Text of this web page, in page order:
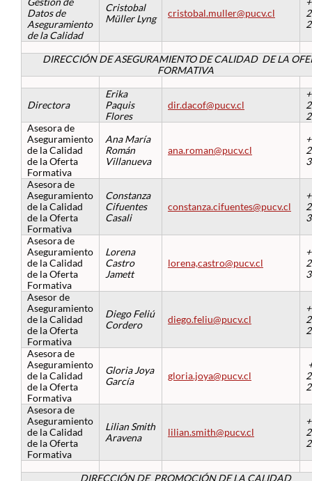
Datos de
Aseguramiento
de la Calidad
Cristobal
Müller Lyng
cristobal.muller@pucv.cl
DIRECCIÓN DE ASEGURAMIENTO DE CALIDAD DE LA
FORMATIVA
Directora
Erika
Paquis
Flores
dir.dacof@pucv.cl
Asesora de
Aseguramiento
de la Calidad
de la Oferta
Formativa
Ana María
Román
Villanueva
ana.roman@pucv.cl
Asesora de
Aseguramiento
de la Calidad
de la Oferta
Formativa
Constanza
Cifuentes
Casali
constanza.cifuentes@pucv.cl
Asesora de
Aseguramiento
de la Calidad
de la Oferta
Formativa
Lorena
Castro
Jamett
lorena,castro@pucv.cl
Asesor de
Aseguramiento
de la Calidad
de la Oferta
Formativa
Diego Feliú
Cordero
diego.feliu@pucv.cl
Asesora de
Aseguramiento
de la Calidad
de la Oferta
Formativa
Gloria Joya
García
gloria.joya@pucv.cl
Asesora de
Aseguramiento
de la Calidad
de la Oferta
Formativa
Lilian Smith
Aravena
lilian.smith@pucv.cl
DIRECCIÓN DE PROMOCIÓN DE LA CALIDAD